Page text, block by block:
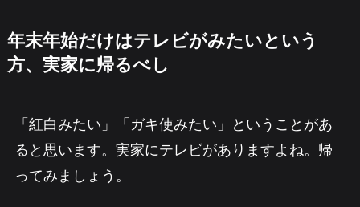
年末年始だけはテレビがみたいという
方、実家に帰るべし
「紅白みたい」「ガキ使みたい」ということがあ
ると思います。実家にテレビがありますよね。帰
ってみましょう。